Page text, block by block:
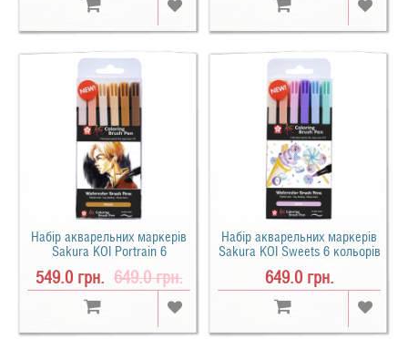
Набір акварельних маркерів
Sakura KOI Portrain 6
549.0 грн. 649.0 грн.
Набір акварельних маркерів
Sakura KOI Sweets 6 кольорів
649.0 грн.